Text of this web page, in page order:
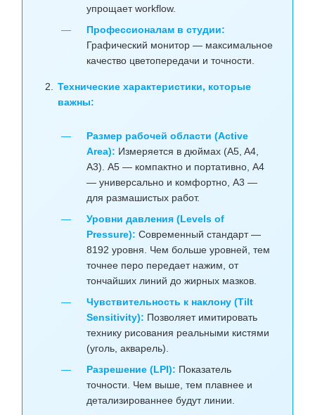
упрощает workflow.
Профессионалам в студии:
Графический монитор — максимальное
качество цветопередачи и точности.
Технические характеристики, которые
важны:
Размер рабочей области (Active
Area): Измеряется в дюймах (A5, A4,
A3). A5 — компактно и портативно, A4
— универсально и комфортно, A3 —
для размашистых работ.
Уровни давления (Levels of
Pressure): Современный стандарт —
8192 уровня. Чем больше уровней, тем
точнее перо передает нажим, от
тончайших линий до жирных мазков.
Чувствительность к наклону (Tilt
Sensitivity): Позволяет имитировать
технику рисования реальными кистями
(уголь, акварель).
Разрешение (LPI): Показатель
точности. Чем выше, тем плавнее и
детализированнее будут линии.